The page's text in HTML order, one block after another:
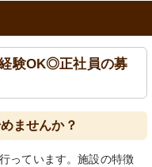
験OK◎正社員の募
ませんか？
っています。施設の特徴